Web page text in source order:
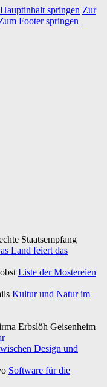
springen Zur
Footer springen
Staatsempfang
Land feiert das
Liste der Mostereien
Kultur und Natur im
Erbslöh Geisenheim
Design und
Software für die